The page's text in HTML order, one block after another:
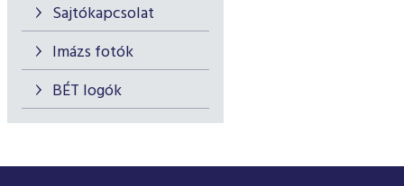
Sajtókapcsolat
Imázs fotók
BÉT logók